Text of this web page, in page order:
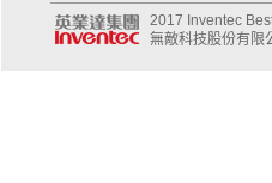
2017 Inventec
無敵科技股份有限